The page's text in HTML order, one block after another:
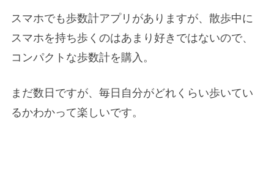
スマホでも歩数計アプリがありますが、散歩中に
スマホを持ち歩くのはあまり好きではないので、
コンパクトな歩数計を購入。
まだ数日ですが、毎日自分がどれくらい歩いてい
るかわかって楽しいです。